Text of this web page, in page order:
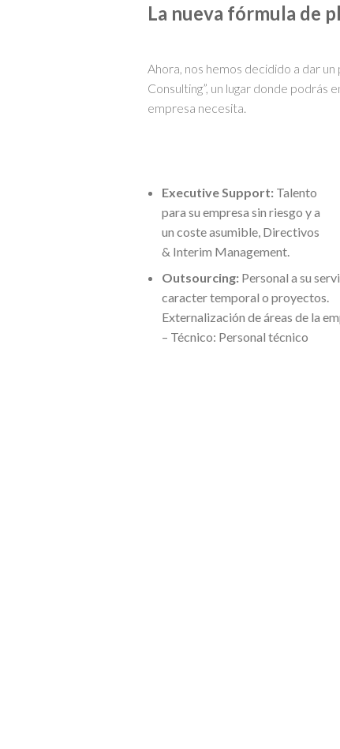
La nueva fórmula de
Ahora, nos hemos decidido a dar
Consulting”, un lugar donde
empresa necesita.
Executive Support:Talento
para su empresa sin riesgo y a
un coste asumible, Directivos
& Interim Management.
Outsourcing:Personal a su
caracter temporal o proyectos.
Externalización de áreas de la
– Técnico: Personal técnico